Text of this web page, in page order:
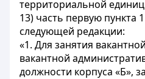
территориальной
13) часть первую пункта 1
следующей редакции:
«1. Для занятия
вакантной
должности корпуса «Б»,